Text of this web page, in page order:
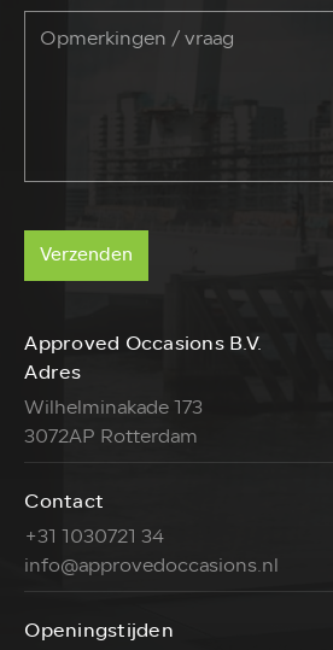
Verzenden
Approved Occasions B.V.
Adres
Wilhelminakade 173
3072AP Rotterdam
Contact
+31 1030721 34
info@approvedoccasions.nl
Openingstijden